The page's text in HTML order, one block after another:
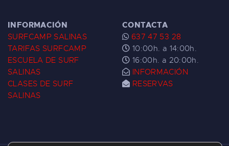
INFORMACIÓN
SURFCAMP SALINAS
TARIFAS SURFCAMP
ESCUELA DE SURF
SALINAS
CLASES DE SURF
SALINAS
CONTACTA
637 47 53 28
10:00h. a 14:00h.
16:00h. a 20:00h.
INFORMACIÓN
RESERVAS